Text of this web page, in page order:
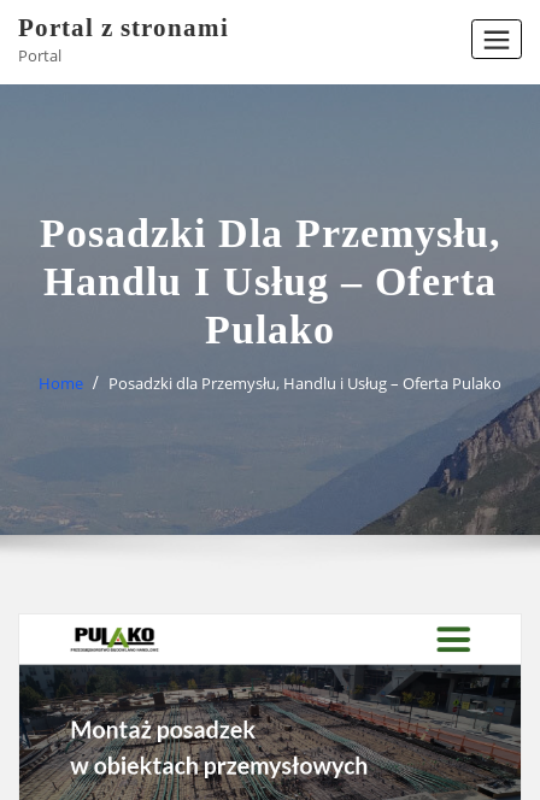
content
Portal z stronami
Portal
Posadzki Dla Przemysłu,
Handlu I Usług – Oferta
Pulako
Home Posadzki dla Przemysłu, Handlu i Usług – Oferta Pulako